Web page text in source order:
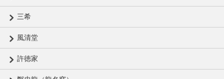
三希
風清堂
許徳家